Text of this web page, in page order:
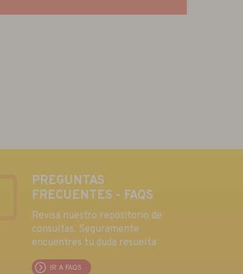
PREGUNTAS
FRECUENTES - FAQS
Revisa nuestro repositorio de
consultas. Seguramente
encuentres tu duda resuelta
IR A FAQS